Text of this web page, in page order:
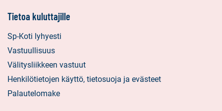
Tietoa kuluttajille
Sp-Koti lyhyesti
Vastuullisuus
Välitysliikkeen vastuut
Henkilötietojen käyttö, tietosuoja ja evästeet
Palautelomake